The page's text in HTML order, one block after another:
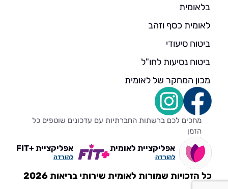
בלאומית
לאומית כסף וזהב
ביטוח סיעודי
ביטוח נסיעות לחו"ל
מכון המחקר של לאומית
מחכים לכם ברשתות החברתיות עם עדכונים שוטפים כל
הזמן
אפליקציית לאומית
להורדה
אפליקציית +FIT
להורדה
כל הזכויות שמורות לאומית שירותי בריאות 2026